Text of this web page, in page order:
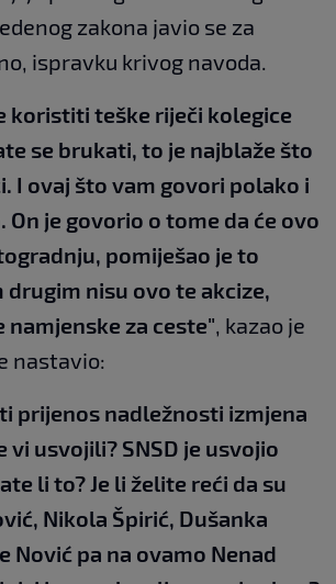
zakona javio se za
ispravku krivog navoda.
koristiti teške riječi kolegice
se brukati, to je najblaže što
I ovaj što vam govori polako i
On je govorio o tome da će ovo
pomiješao je to
drugim nisu ovo te akcize,
namjenske za ceste", kazao je
nastavio:
prijenos nadležnosti izmjena
vi usvojili? SNSD je usvojio
li to? Je li želite reći da su
Nikola Špirić, Dušanka
Nović pa na ovamo Nenad